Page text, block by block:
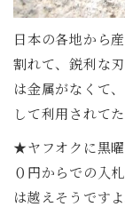
日本の各地から
割れて、鋭利な
は金属がなくて
して利用されてた
★ヤフオクに黒
０円からでの入
は越えそうです